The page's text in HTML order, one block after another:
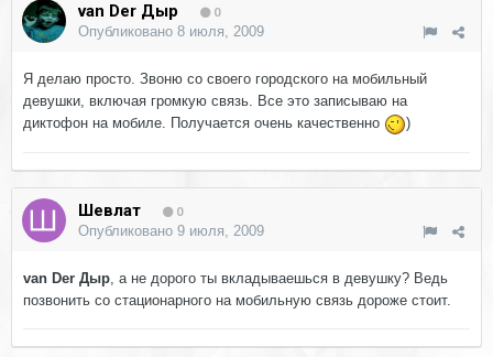
van Der Дыр 0
Опубликовано 8 июля, 2009
Я делаю просто. Звоню со своего городского на мобильный
девушки, включая громкую связь. Все это записываю на
диктофон на мобиле. Получается очень качественно
)
Шевлат 0
Опубликовано 9 июля, 2009
van Der Дыр, а не дорого ты вкладываешься в девушку? Ведь
позвонить со стационарного на мобильную связь дороже стоит.